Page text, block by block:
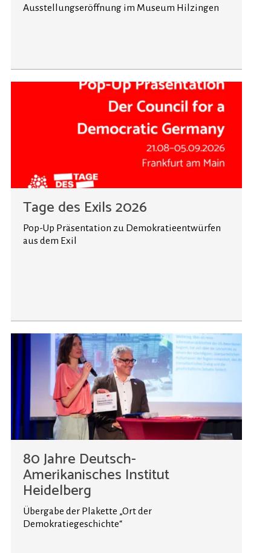
Ausstellungseröffnung im Museum Hilzingen
Tage des Exils 2026
Pop-Up Präsentation zu Demokratieentwürfen
aus dem Exil
80 Jahre Deutsch-
Amerikanisches Institut
Heidelberg
Übergabe der Plakette „Ort der
Demokratiegeschichte“